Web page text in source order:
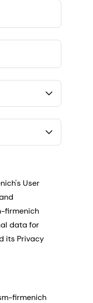
California, US
User
firmenich
data for
its Privacy
firmenich